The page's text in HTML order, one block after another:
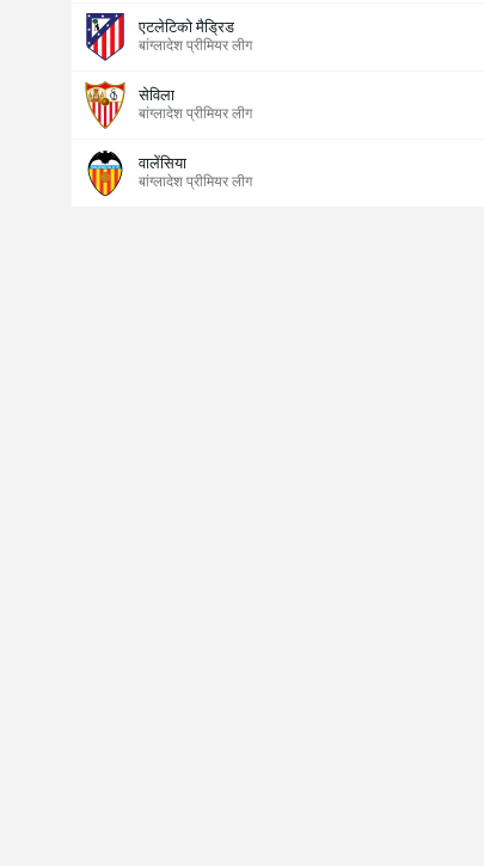
एटलेटिको मैड्रिड
बांग्लादेश प्रीमियर लीग
सेविला
बांग्लादेश प्रीमियर लीग
वालेंसिया
बांग्लादेश प्रीमियर लीग
मैच में कुल गोल (2.5)
कुल वोट: 801